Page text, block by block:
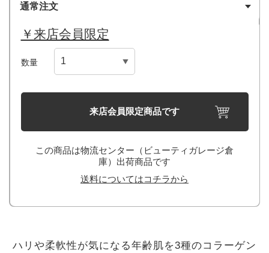
通常注文
￥来店会員限定
数量
来店会員限定商品です
この商品は物流センター（ビューティガレージ倉
庫）出荷商品です
送料についてはコチラから
ハリや柔軟性が気になる年齢肌を3種のコラーゲン